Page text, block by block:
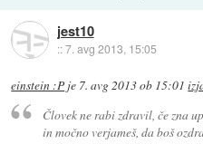
jest10
::7. avg 2013, 15:05
einstein :P je 7. avg 2013 ob 15:01
Človek ne rabi zdravil, če zna
in močno verjameš, da boš